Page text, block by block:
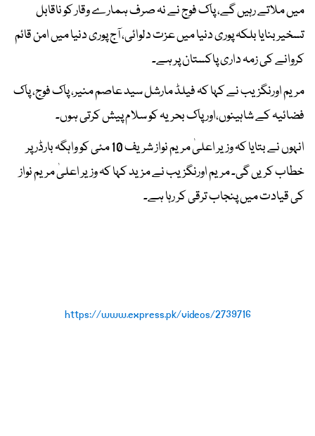
میں ملاتے رہیں گے، پاک فوج نے نہ صرف ہمارے وقار کو ناقابل
تسخیر بنایا بلکہ پوری دنیا میں عزت دلوائی، آج پوری دنیا میں امن قائم
کروانے کی زمہ داری پاکستان پر ہے۔
مریم اورنگزیب نے کہا کہ فیلڈ مارشل سید عاصم منیر، پاک فوج، پاک
فضائیہ کے شاہینوں،اور پاک بحریہ کو سلام پیش کرتی ہوں۔
انہوں نے بتایا کہ وزیر اعلیٰ مریم نواز شریف 10 مئی کو واہگہ بارڈر پر
خطاب کریں گی۔ مریم اورنگزیب نے مزید کہا کہ وزیر اعلیٰ مریم نواز
کی قیادت میں پنجاب ترقی کر رہا ہے۔
https://www.express.pk/videos/2739716